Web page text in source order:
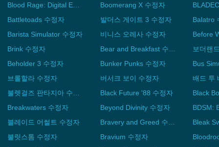
Blood Rage: Digital Edition 수정자
Boomerang X 수정자
Battletoads 수정자
발더스 게이트 3 수정자
Balatro
Barista Simulator 수정자
비니스 오레사 수정자
Brink 수정자
Bear and Breakfast 수정자
Beholder 3 수정자
Bunker Punks 수정자
Bus
브롤할라 수정자
버서크 보이 수정자
불렛걸즈 판타지아 수정자
Black Future '88 수정자
Black
Breakwaters 수정자
Beyond Divinity 수정자
블레이드 어썰트 수정자
Bravery and Greed 수정자
Bleak
불릿스톰 수정자
Bravium 수정자